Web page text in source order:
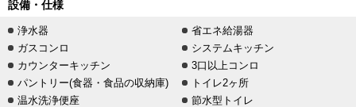
設備・仕様
浄水器
省エネ給湯器
ガスコンロ
システムキッチン
カウンターキッチン
3口以上コンロ
パントリー(食器・食品の収納庫)
トイレ2ヶ所
温水洗浄便座
節水型トイレ